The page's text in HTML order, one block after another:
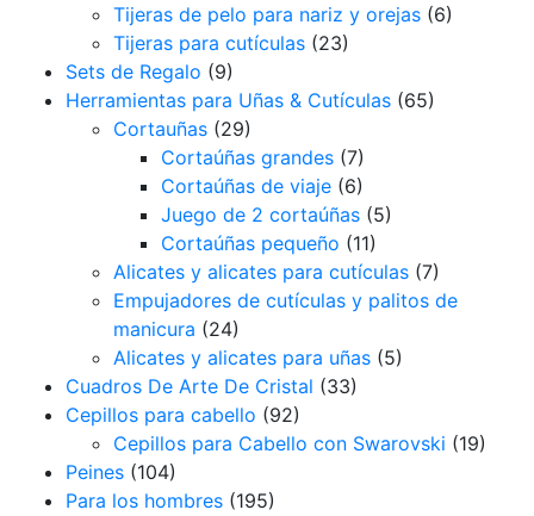
Tijeras de pelo para nariz y orejas (6)
Tijeras para cutículas (23)
Sets de Regalo (9)
Herramientas para Uñas & Cutículas (65)
Cortauñas (29)
Cortaúñas grandes (7)
Cortaúñas de viaje (6)
Juego de 2 cortaúñas (5)
Cortaúñas pequeño (11)
Alicates y alicates para cutículas (7)
Empujadores de cutículas y palitos de
manicura (24)
Alicates y alicates para uñas (5)
Cuadros De Arte De Cristal (33)
Cepillos para cabello (92)
Cepillos para Cabello con Swarovski (19)
Peines (104)
Para los hombres (195)